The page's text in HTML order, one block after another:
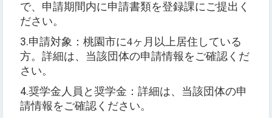
で、申請期間内に申請書類を登録課にご提出く
ださい。
3.申請対象：桃園市に4ヶ月以上居住している
方。詳細は、当該団体の申請情報をご確認くだ
さい。
4.奨学金人員と奨学金：詳細は、当該団体の申
請情報をご確認ください。